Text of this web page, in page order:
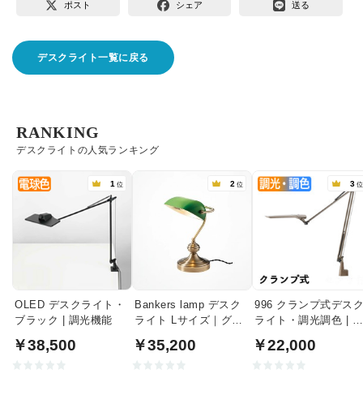
ポスト シェア 送る
デスクライト一覧に戻る
デスクライトの人気ランキング
RANKING
1 位
OLED デスクライト・
ブラック | 調光機能
￥38,500
2 位
Bankers lamp デスク
ライト Lサイズ｜グリ
￥35,200
3 位
996 クランプ式デス
ライト・調光調色 | ラ
￥22,000